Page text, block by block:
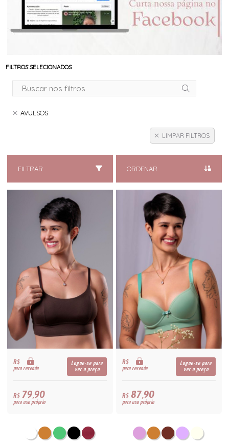
FILTROS SELECIONADOS
AVULSOS
LIMPAR FILTROS
FILTRAR ORDENAR
R$
para revenda
Logue-se para
ver o preço
R$79,90
para uso próprio
R$
para revenda
Logue-se para
ver o preço
R$87,90
para uso próprio